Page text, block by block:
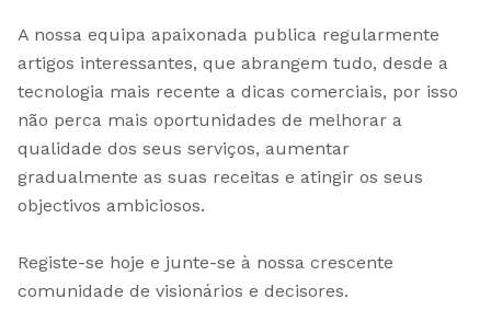
A nossa equipa apaixonada publica regularmente
artigos interessantes, que abrangem tudo, desde a
tecnologia mais recente a dicas comerciais, por isso
não perca mais oportunidades de melhorar a
qualidade dos seus serviços, aumentar
gradualmente as suas receitas e atingir os seus
objectivos ambiciosos.
Registe-se hoje e junte-se à nossa crescente
comunidade de visionários e decisores.